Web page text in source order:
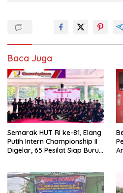
Baca Juga
Semarak HUT RI ke-81, Elang
Putih Intern Championship II
Digelar, 65 Pesilat Siap Buru